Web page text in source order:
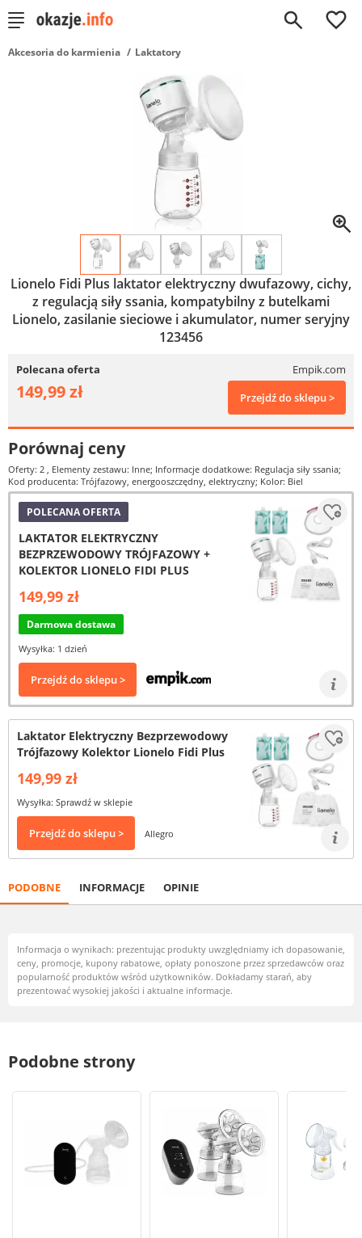
0
Akcesoria do karmienia Laktatory
Lionelo Fidi Plus laktator elektryczny dwufazowy, cichy,
z regulacją siły ssania, kompatybilny z butelkami
Lionelo, zasilanie sieciowe i akumulator, numer seryjny
123456
Polecana oferta Empik.com
149,99 zł Przejdź do sklepu >
Porównaj ceny
Oferty: 2 , Elementy zestawu: Inne; Informacje dodatkowe: Regulacja siły ssania;
Kod producenta: Trójfazowy, energooszczędny, elektryczny; Kolor: Biel
POLECANA OFERTA
LAKTATOR ELEKTRYCZNY
BEZPRZEWODOWY TRÓJFAZOWY +
KOLEKTOR LIONELO FIDI PLUS
149,99 zł
Darmowa dostawa
Wysyłka: 1 dzień
Przejdź do sklepu >
Laktator Elektryczny Bezprzewodowy
Trójfazowy Kolektor Lionelo Fidi Plus
149,99 zł
Wysyłka: Sprawdź w sklepie
Przejdź do sklepu > Allegro
PODOBNE INFORMACJE OPINIE
Informacja o wynikach: prezentując produkty uwzględniamy ich dopasowanie,
ceny, promocje, kupony rabatowe, opłaty ponoszone przez sprzedawców oraz
popularność produktów wśród użytkowników. Dokładamy starań, aby
prezentować wysokiej jakości i aktualne informacje.
Podobne strony